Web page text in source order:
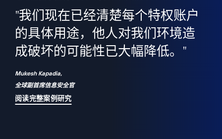
"我们现在已经清楚每个特权账户
的具体用途，他人对我们环境造
成破坏的可能性已大幅降低。"
Mukesh Kapadia,
全球副首席信息安全官
阅读完整案例研究